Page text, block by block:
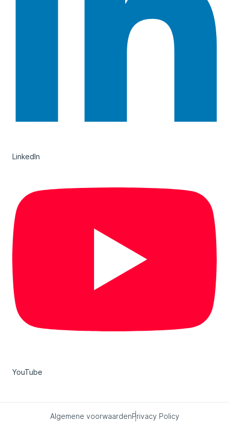
LinkedIn
YouTube
Algemene voorwaardenPrivacy Policy